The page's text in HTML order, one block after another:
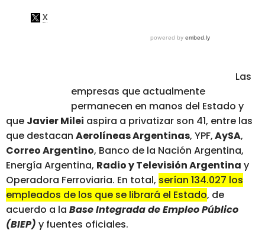
Las
empresas que actualmente
permanecen en manos del Estado y
que Javier Milei aspira a privatizar son 41, entre las
que destacan Aerolíneas Argentinas, YPF,AySA,
Correo Argentino, Banco de la Nación Argentina,
Energía Argentina, Radio y Televisión Argentina y
Operadora Ferroviaria. En total, serían 134.027 los
empleados de los que se librará el Estado, de
acuerdo a la Base Integrada de Empleo Público
(BIEP) y fuentes oficiales.